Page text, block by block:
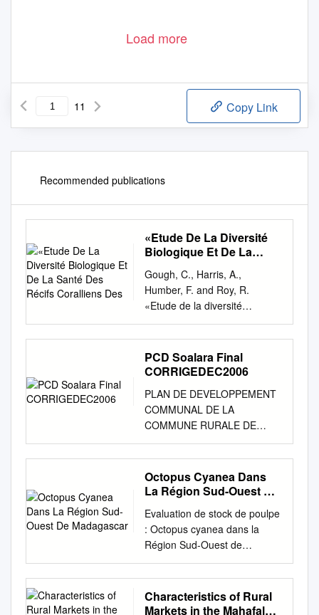
Load more
11 Copy Link
Recommended publications
«Etude De La Diversité
Biologique Et De La
Coralliens Des
Gough, C., Harris, A.,
Humber, F. and Roy, R.
«Etude de la diversité
biologique et de la santé des
récifs coralliens des sites
pilotes du projet Gestion des
Ressources Naturelles
(Projet MG0910.01)
Biodiversity and health of
coral reefs at pilot sites south
of Toliara WWF Southern
Toliara Marine Natural
Resource Management
project MG 0910.01 2D
Aberdeen Studios, 22-24
Highbury Grove, London N5
2EA, UK.
Ventures Conservation Report
PCD Soalara Final
CORRIGEDEC2006
PLAN DE DEVELOPPEMENT
COMMUNAL DE LA
COMMUNE RURALE DE
SOALARA SUD DISTRICT DE
TOLIARA II PROVINCE
AUTONOME DE TOLIARA
REGION DU SUD OUEST
SOMMAIRE 1
.INTRODUCTION....................
................................................
....................................... 5 2
METHODOLOGIE
D’ELABORATION DU PCD
Octopus Cyanea Dans
La Région Sud-Ouest De
Evaluation de stock de poulpe
: Octopus cyanea dans la
Région Sud-Ouest de
Madagascar. Item Type
Thesis/Dissertation Authors
Raberinary, Daniel Publisher
Université de Toliara
Characteristics of Rural
Markets in the Mahafaly